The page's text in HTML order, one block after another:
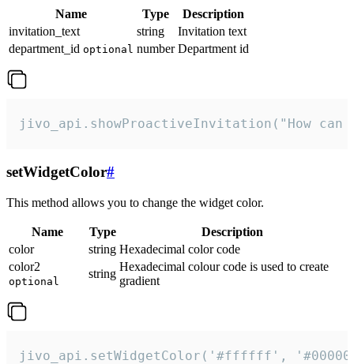
Name Type
Description
invitation_text
string
Invitation text
department_id optional number Department id
jivo_api.showProactiveInvitation("How
setWidgetColor#
This method allows you to change the widget color.
Name Type
Description
color
string Hexadecimal color code
color2
optional
string
Hexadecimal colour code is used to create
gradient
jivo_api.setWidgetColor('#ffffff',